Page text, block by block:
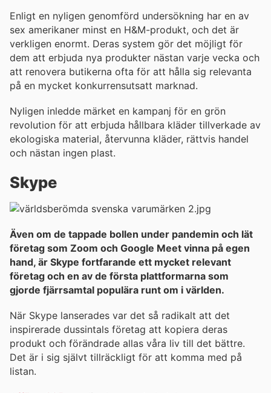
Enligt en nyligen genomförd undersökning har en av
sex amerikaner minst en H&M-produkt, och det är
verkligen enormt. Deras system gör det möjligt för
dem att erbjuda nya produkter nästan varje vecka och
att renovera butikerna ofta för att hålla sig relevanta
på en mycket konkurrensutsatt marknad.
Nyligen inledde märket en kampanj för en grön
revolution för att erbjuda hållbara kläder tillverkade av
ekologiska material, återvunna kläder, rättvis handel
och nästan ingen plast.
Skype
Även om de tappade bollen under pandemin och lät
företag som Zoom och Google Meet vinna på egen
hand, är Skype fortfarande ett mycket relevant
företag och en av de första plattformarna som
gjorde fjärrsamtal populära runt om i världen.
När Skype lanserades var det så radikalt att det
inspirerade dussintals företag att kopiera deras
produkt och förändrade allas våra liv till det bättre.
Det är i sig självt tillräckligt för att komma med på
listan.